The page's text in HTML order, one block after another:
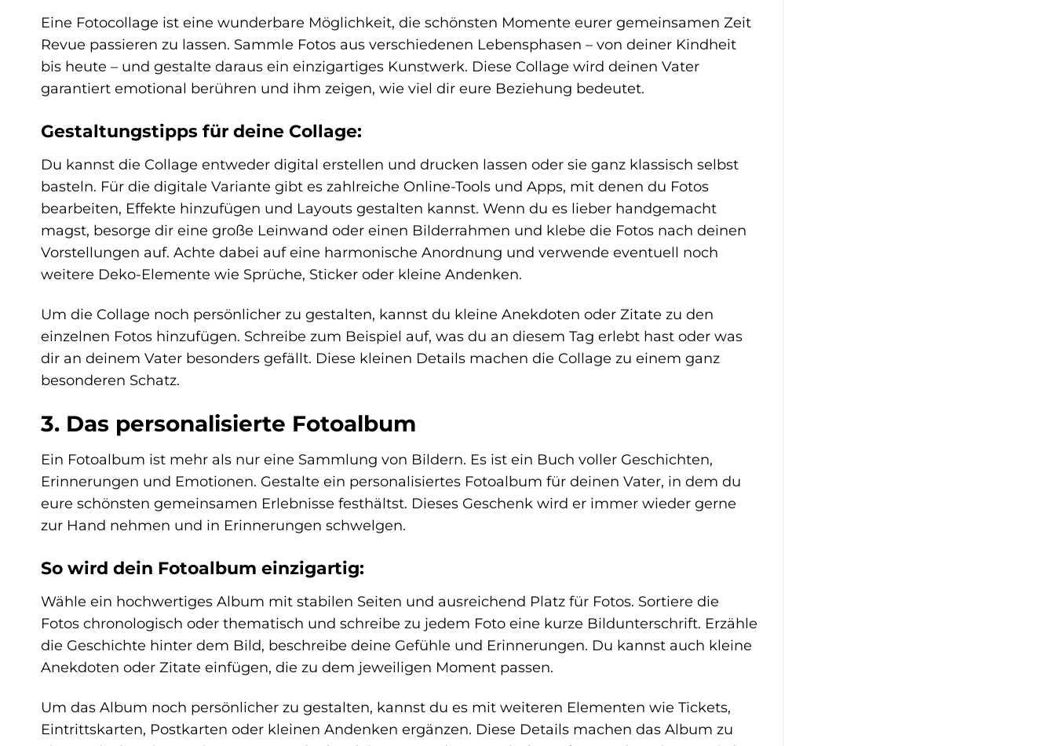
Eine Fotocollage ist eine wunderbare Möglichkeit, die schönsten Momente eurer gemeinsamen Zeit
Revue passieren zu lassen. Sammle Fotos aus verschiedenen Lebensphasen – von deiner Kindheit
bis heute – und gestalte daraus ein einzigartiges Kunstwerk. Diese Collage wird deinen Vater
garantiert emotional berühren und ihm zeigen, wie viel dir eure Beziehung bedeutet.
Gestaltungstipps für deine Collage:
Du kannst die Collage entweder digital erstellen und drucken lassen oder sie ganz klassisch selbst
basteln. Für die digitale Variante gibt es zahlreiche Online-Tools und Apps, mit denen du Fotos
bearbeiten, Effekte hinzufügen und Layouts gestalten kannst. Wenn du es lieber handgemacht
magst, besorge dir eine große Leinwand oder einen Bilderrahmen und klebe die Fotos nach deinen
Vorstellungen auf. Achte dabei auf eine harmonische Anordnung und verwende eventuell noch
weitere Deko-Elemente wie Sprüche, Sticker oder kleine Andenken.
Um die Collage noch persönlicher zu gestalten, kannst du kleine Anekdoten oder Zitate zu den
einzelnen Fotos hinzufügen. Schreibe zum Beispiel auf, was du an diesem Tag erlebt hast oder was
dir an deinem Vater besonders gefällt. Diese kleinen Details machen die Collage zu einem ganz
besonderen Schatz.
3. Das personalisierte Fotoalbum
Ein Fotoalbum ist mehr als nur eine Sammlung von Bildern. Es ist ein Buch voller Geschichten,
Erinnerungen und Emotionen. Gestalte ein personalisiertes Fotoalbum für deinen Vater, in dem du
eure schönsten gemeinsamen Erlebnisse festhältst. Dieses Geschenk wird er immer wieder gerne
zur Hand nehmen und in Erinnerungen schwelgen.
So wird dein Fotoalbum einzigartig:
Wähle ein hochwertiges Album mit stabilen Seiten und ausreichend Platz für Fotos. Sortiere die
Fotos chronologisch oder thematisch und schreibe zu jedem Foto eine kurze Bildunterschrift. Erzähle
die Geschichte hinter dem Bild, beschreibe deine Gefühle und Erinnerungen. Du kannst auch kleine
Anekdoten oder Zitate einfügen, die zu dem jeweiligen Moment passen.
Um das Album noch persönlicher zu gestalten, kannst du es mit weiteren Elementen wie Tickets,
Eintrittskarten, Postkarten oder kleinen Andenken ergänzen. Diese Details machen das Album zu